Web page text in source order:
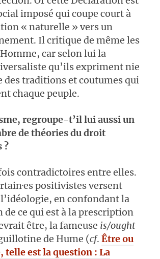
imposé qui coupe court à
« naturelle » vers un
Il critique de même les
car selon lui la
qu’ils expriment nie
des traditions et coutumes qui
chaque peuple.
regroupe-t’il lui aussi un
de théories du droit
?
contradictoires entre elles.
positivistes versent
en confondant la
de ce qui est à la prescription
être, la fameuse is/ought
de Hume (cf. Être ou
telle est la question : La